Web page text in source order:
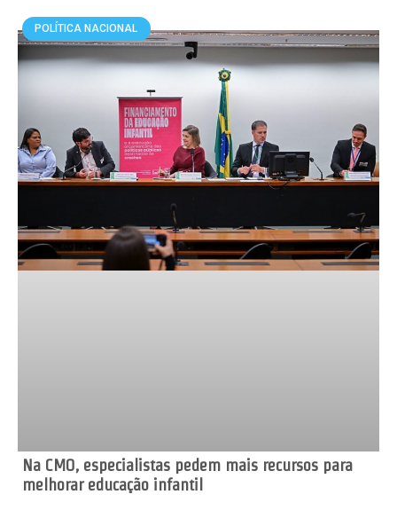
POLÍTICA NACIONAL
Na CMO, especialistas pedem mais recursos para
melhorar educação infantil